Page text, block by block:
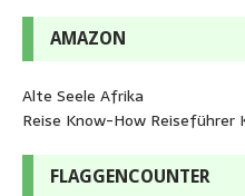
AMAZON
Alte Seele Afrika
Reise Know-How Reiseführer
FLAGGENCOUNTER